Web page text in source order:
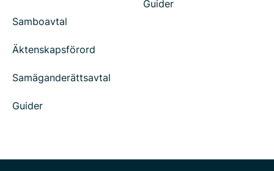
Samboavtal
Äktenskapsförord
Samäganderättsavtal
Guider
Guider